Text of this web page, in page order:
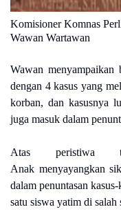
Komisioner Komnas
Wawan Wartawan
Wawan menyampaikan
dengan 4 kasus yang
korban, dan kasusnya
juga masuk dalam
Atas peristiwa
Anak menyayangkan
dalam penuntasan
satu siswa yatim di